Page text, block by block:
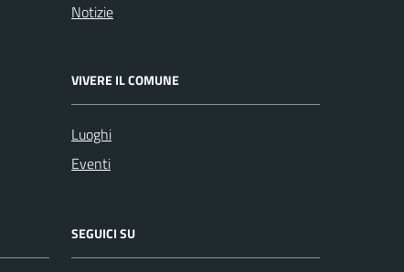
Notizie
VIVERE IL COMUNE
Luoghi
Eventi
SEGUICI SU